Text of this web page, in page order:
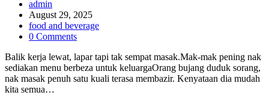
Post
author:
admin
Post
published:
August 29, 2025
Post
category:
food and beverage
Post
0 Comments
Balik kerja lewat, lapar tapi tak sempat masak.Mak-mak pening nak
sediakan menu berbeza untuk keluargaOrang bujang duduk sorang,
nak masak penuh satu kuali terasa membazir. Kenyataan dia mudah
kita semua…